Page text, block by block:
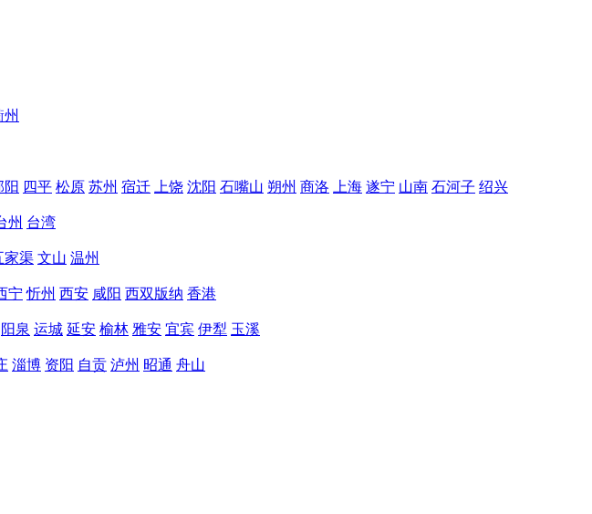
州
阳 四平 松原 苏州 宿迁 上饶 沈阳 石嘴山 朔州 商洛 上海 遂宁 山南 石河子 绍兴
州 台湾
家渠 文山 温州
宁 忻州 西安 咸阳 西双版纳 香港
阳泉 运城 延安 榆林 雅安 宜宾 伊犁 玉溪
淄博 资阳 自贡 泸州 昭通 舟山